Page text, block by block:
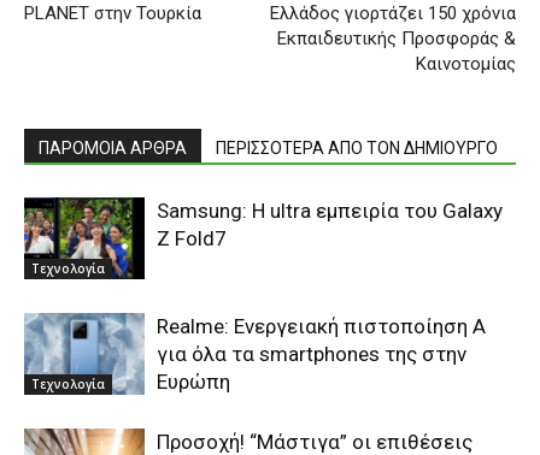
PLANET στην Τουρκία
Ελλάδος γιορτάζει 150 χρόνια
Εκπαιδευτικής Προσφοράς &
Καινοτομίας
ΠΑΡΟΜΟΙΑ ΑΡΘΡΑ ΠΕΡΙΣΣΟΤΕΡΑ ΑΠΟ ΤΟΝ ΔΗΜΙΟΥΡΓΟ
Τεχνολογία
Samsung: H ultra εμπειρία του Galaxy
Z Fold7
Τεχνολογία
Realme: Ενεργειακή πιστοποίηση Α
για όλα τα smartphones της στην
Ευρώπη
Προσοχή! “Μάστιγα” οι επιθέσεις